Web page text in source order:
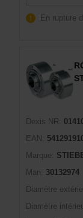
En rupture
Dexis NR:
EAN:
Marque:
Man:
30132974
Diamètre
Diamètre